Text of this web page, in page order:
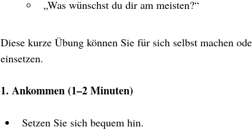
„Was wünschst du dir am meisten?“
Diese kurze Übung können Sie für sich selbst machen
einsetzen.
1. Ankommen (1–2 Minuten)
Setzen Sie sich bequem hin.